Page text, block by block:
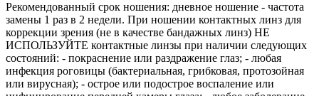
Рекомендованный срок ношения: дневное ношение - частота
замены 1 раз в 2 недели. При ношении контактных линз для
коррекции зрения (не в качестве бандажных линз) НЕ
ИСПОЛЬЗУЙТЕ контактные линзы при наличии следующих
состояний: - покраснение или раздражение глаз; - любая
инфекция роговицы (бактериальная, грибковая, протозойная
или вирусная); - острое или подострое воспаление или